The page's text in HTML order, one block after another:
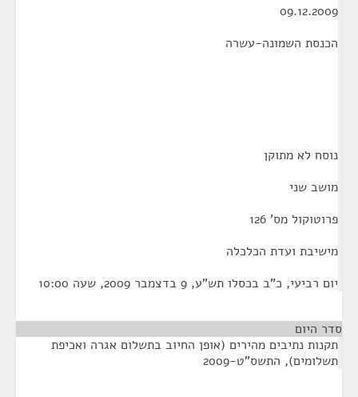
09.12.2009
הכנסת השמונה-עשרה
נוסח לא מתוקן
מושב שני
פרוטוקול מס' 126
מישיבת ועדת הכלכלה
יום רביעי, כ"ב בכסלו תש"ע, 9 בדצמבר 2009, שעה 10:00
סדר היום
תקנות נתיבים מהירים (אופן החיוב בתשלום אגרה ואכיפת
תשלומים), התשס"ט-2009